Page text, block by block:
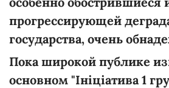
прогрессирующей
государства, очень
Пока широкой публике
основном "Ініціатива 1